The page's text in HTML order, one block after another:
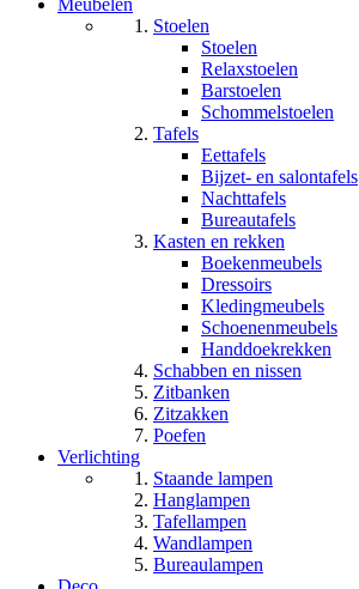
Meubelen
Stoelen
Stoelen
Relaxstoelen
Barstoelen
Schommelstoelen
Tafels
Eettafels
Bijzet- en salontafels
Nachttafels
Bureautafels
Kasten en rekken
Boekenmeubels
Dressoirs
Kledingmeubels
Schoenenmeubels
Handdoekrekken
Schabben en nissen
Zitbanken
Zitzakken
Poefen
Verlichting
Staande lampen
Hanglampen
Tafellampen
Wandlampen
Bureaulampen